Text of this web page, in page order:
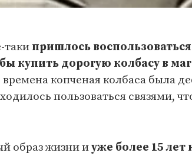
таки пришлось
купить дорогую колбасу в
времена копченая колбаса была
пользоваться связями,
образ жизни иуже более 15 лет